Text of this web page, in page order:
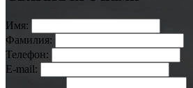
Имя:
Фамилия:
Телефон:
E-mail: